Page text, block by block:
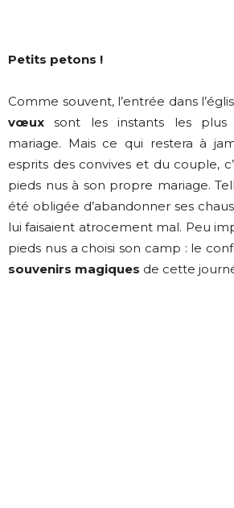
Petits petons !
Comme souvent, l’entrée dans
vœux sont les instants les plus
mariage. Mais ce qui restera à
esprits des convives et du couple,
pieds nus à son propre mariage.
été obligée d’abandonner ses
lui faisaient atrocement mal. Peu
pieds nus a choisi son camp : le
souvenirs magiques de cette